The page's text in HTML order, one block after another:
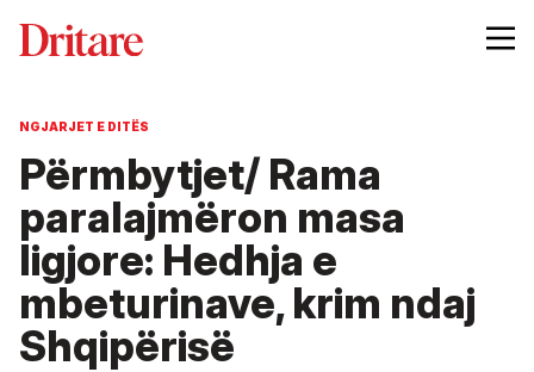
NGJARJET E DITËS
Përmbytjet/ Rama
paralajmëron masa
ligjore: Hedhja e
mbeturinave, krim ndaj
Shqipërisë